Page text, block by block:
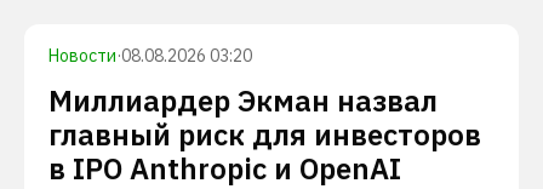
Новости·08.08.2026 03:20
Миллиардер Экман назвал
главный риск для инвесторов
в IPO Anthropic и OpenAI